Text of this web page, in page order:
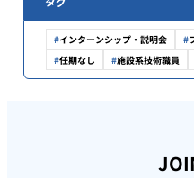
インターンシップ・説明会
任期なし
施設系技術職員